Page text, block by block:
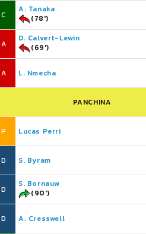
C
A. Tanaka
(78')
A
D. Calvert-Lewin
(69')
A L. Nmecha
PANCHINA
P Lucas Perri
D S. Byram
D
S. Bornauw
(90')
D A. Cresswell